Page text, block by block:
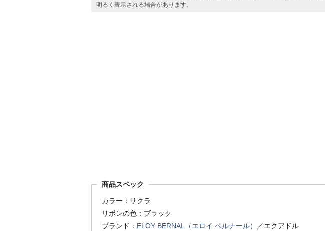
明るく表示される場合があります。
商品スペック
カラー：サクラ
リボンの色：ブラック
ブランド： ELOY BERNAL（エロイ ベルナール）
／エクアドル